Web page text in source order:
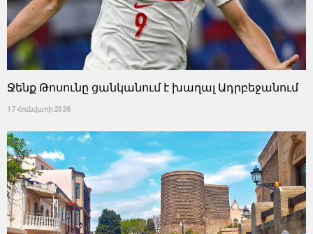
Ջենք Թոսունը ցանկանում է խաղալ Ադրբեջանում
17 Հունվարի 2026